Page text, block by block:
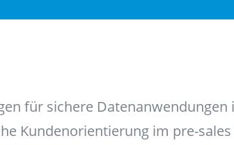
für sichere
Kundenorientierung im pre-